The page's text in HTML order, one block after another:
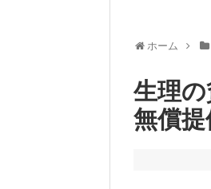
ホーム
生理
無償